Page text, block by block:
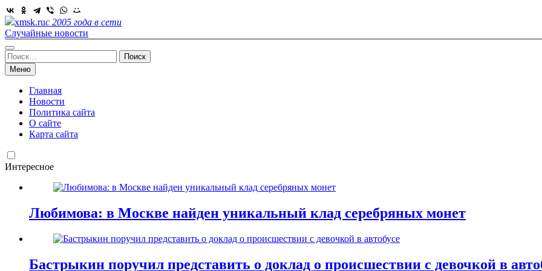
Skip
to
content
xmsk.ruс 2005 года в сети
Случайные новости
Найти:
Меню
Главная
Новости
Политика сайта
О сайте
Карта сайта
Интересное
Любимова: в Москве найден уникальный клад серебряных монет
Бастрыкин поручил представить о доклад о происшествии с девочкой в